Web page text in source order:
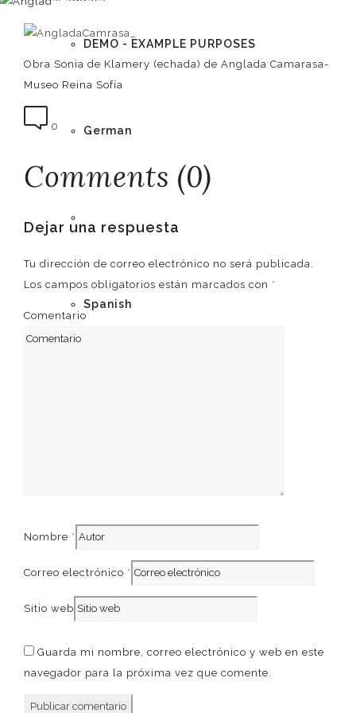
DEMO - EXAMPLE PURPOSES
German
Spanish
Obra Sonia de Klamery (echada) de Anglada Camarasa-
Museo Reina Sofía
0
Comments (0)
Dejar una respuesta
Tu dirección de correo electrónico no será publicada.
Los campos obligatorios están marcados con *
Comentario
Nombre *
Correo electrónico *
Sitio web
Guarda mi nombre, correo electrónico y web en este
navegador para la próxima vez que comente.